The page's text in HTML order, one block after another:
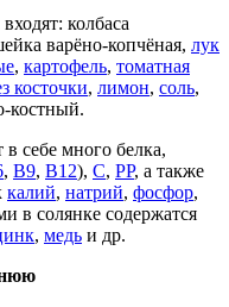
колбаса
варёно-копчёная, лук
, картофель, томатная
косточки, лимон, соль,
костный.
себе много белка,
, B9, B12), C, PP, а также
калий, натрий, фосфор,
в солянке содержатся
, медь и др.